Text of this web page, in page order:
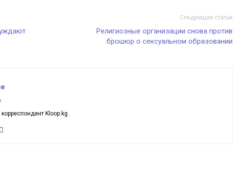
Следующая статья
Религиозные организации снова против
брошюр о сексуальном образовании
Kloop.kg.